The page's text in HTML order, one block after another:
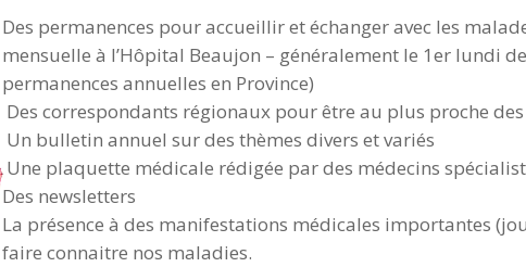
Des permanences pour accueillir et échanger avec les
mensuelle à l’Hôpital Beaujon – généralement le 1er lundi
permanences annuelles en Province)
Des correspondants régionaux pour être au plus proche
Un bulletin annuel sur des thèmes divers et variés
Une plaquette médicale rédigée par des médecins
Des newsletters
La présence à des manifestations médicales importantes
faire connaitre nos maladies.